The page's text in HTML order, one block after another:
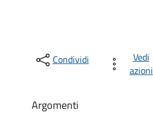
Condividi
Vedi
azioni
Argomenti